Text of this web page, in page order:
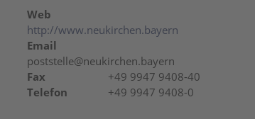
Web
http://www.neukirchen.bayern
Email
poststelle@neukirchen.bayern
Fax
+49 9947 9408-40
Telefon
+49 9947 9408-0